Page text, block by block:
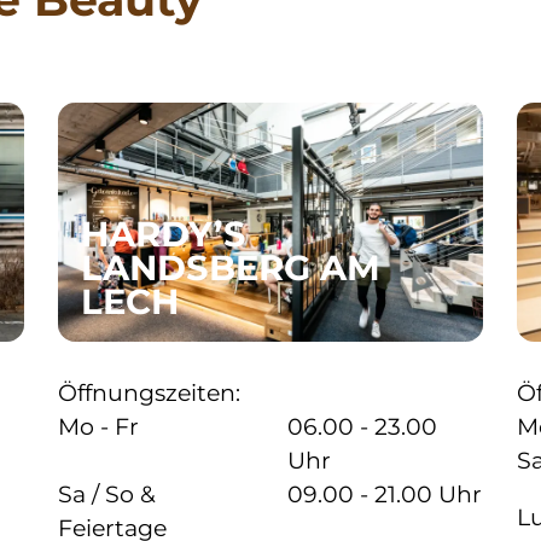
HARDY’S
LANDSBERG AM
LECH
Öffnungszeiten:
Mo - Fr
06.00 - 23.00
Uhr
Sa / So &
Feiertage
09.00 - 21.00 Uhr